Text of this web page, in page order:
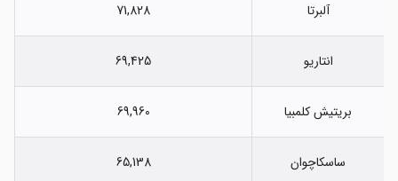
آلبرتا 71,828
انتاریو 69,425
بریتیش کلمبیا 69,960
ساسکاچوان 65,138